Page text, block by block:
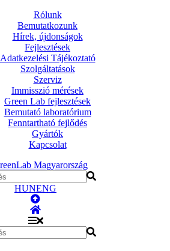
Rólunk
Bemutatkozunk
Hírek, újdonságok
Fejlesztések
Adatkezelési Tájékoztató
Szolgáltatások
Szerviz
Immisszió mérések
Green Lab fejlesztések
Bemutató laboratórium
Fenntartható fejlődés
Gyártók
Kapcsolat
HUNENG